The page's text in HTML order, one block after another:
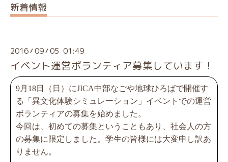
新着情報
2016/09/05 01:49
イベント運営ボランティア募集しています！
9月18日（日）にJICA中部なごや地球ひろばで開催す
る「異文化体験シミュレーション」イベントでの運営
ボランティアの募集を始めました。
今回は、初めての募集ということもあり、社会人の方
の募集に限定しました。学生の皆様には大変申し訳あ
りません。